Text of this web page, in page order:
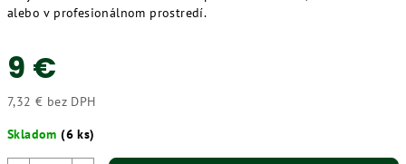
alebo v profesionálnom prostredí.
9 €
7,32 € bez DPH
cena:
Skladom(6 ks)